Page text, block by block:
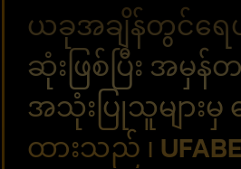
ယခုအချိန်တွင်ရေပ
ဆုံးဖြစ်ပြီး အမှ
အသုံးပြုသူများ
ထားသည် ၊